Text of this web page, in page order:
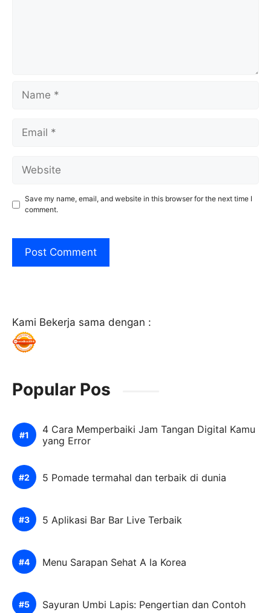
Name
Email
Website
Save my name, email, and website in this browser for the next time I
comment.
Kami Bekerja sama dengan :
Popular Pos
4 Cara Memperbaiki Jam Tangan Digital Kamu
yang Error
5 Pomade termahal dan terbaik di dunia
5 Aplikasi Bar Bar Live Terbaik
Menu Sarapan Sehat A la Korea
Sayuran Umbi Lapis: Pengertian dan Contoh